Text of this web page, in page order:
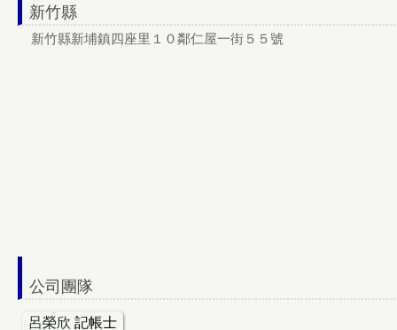
新竹縣
新竹縣新埔鎮四座里１０鄰仁屋一街５５號
公司團隊
呂榮欣 記帳士